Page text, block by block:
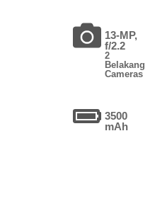
13-MP,
f/2.2
2
Belakang
Cameras
3500
mAh